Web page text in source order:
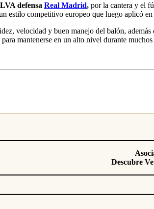
defensa Real Madrid, por la cantera y el
estilo competitivo europeo que luego aplicó
velocidad y buen manejo del balón,
mantenerse en un alto nivel durante muchos
Descubre